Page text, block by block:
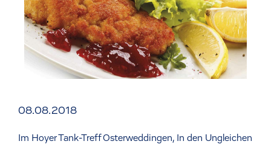
08.08.2018
Im Hoyer Tank-Treff Osterweddingen, In den Ungleichen